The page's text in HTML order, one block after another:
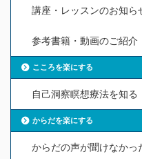
講座・レッスンのお知ら
参考書籍・動画のご紹介
こころを楽にする
自己洞察瞑想療法を知る
からだを楽にする
からだの声が聞けなかっ